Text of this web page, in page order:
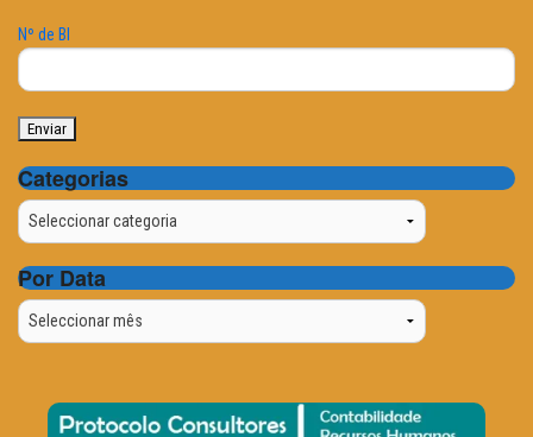
Nº de BI
Categorias
Categorias
Por Data
Por
Data